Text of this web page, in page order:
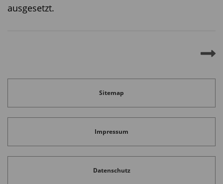
ausgesetzt.
Sitemap
Impressum
Datenschutz